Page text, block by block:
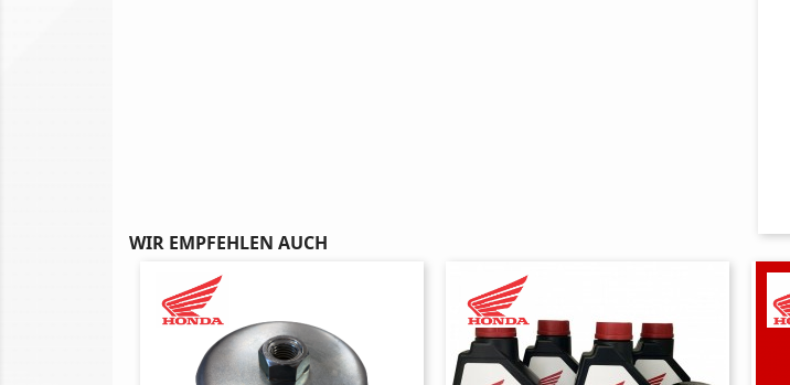
WIR EMPFEHLEN AUCH